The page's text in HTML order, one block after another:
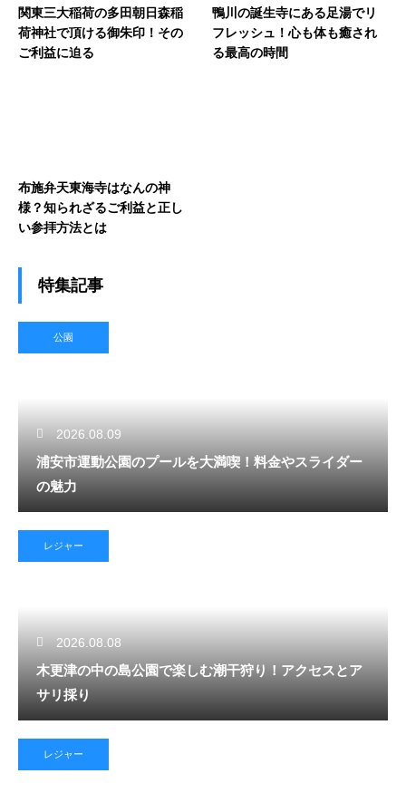
関東三大稲荷の多田朝日森稲
荷神社で頂ける御朱印！その
ご利益に迫る
鴨川の誕生寺にある足湯でリ
フレッシュ！心も体も癒され
る最高の時間
布施弁天東海寺はなんの神
様？知られざるご利益と正し
い参拝方法とは
特集記事
公園
2026.08.09
浦安市運動公園のプールを大満喫！料金やスライダー
の魅力
レジャー
2026.08.08
木更津の中の島公園で楽しむ潮干狩り！アクセスとア
サリ採り
レジャー